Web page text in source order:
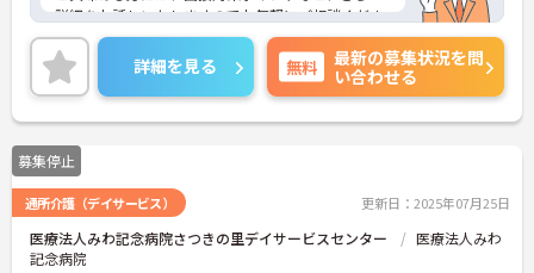
詳細をお話しいたしますのでお気軽にご相談くださ
い！
詳細を見る 無料
最新の募集状況を問
い合わせる
募集停止
通所介護（デイサービス） 更新日：2025年07月25日
医療法人みわ記念病院さつきの里デイサービスセンター
医療法人みわ
記念病院